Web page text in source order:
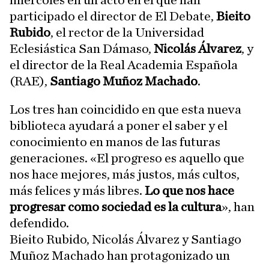
participado el director de El Debate, Bieito
Rubido, el rector de la Universidad
Eclesiástica San Dámaso, Nicolás Álvarez, y
el director de la Real Academia Española
(RAE), Santiago Muñoz Machado.
Los tres han coincidido en que esta nueva
biblioteca ayudará a poner el saber y el
conocimiento en manos de las futuras
generaciones. «El progreso es aquello que
nos hace mejores, más justos, más cultos,
más felices y más libres. Lo que nos hace
progresar como sociedad es la cultura», han
defendido.
Bieito Rubido, Nicolás Álvarez y Santiago
Muñoz Machado han protagonizado un